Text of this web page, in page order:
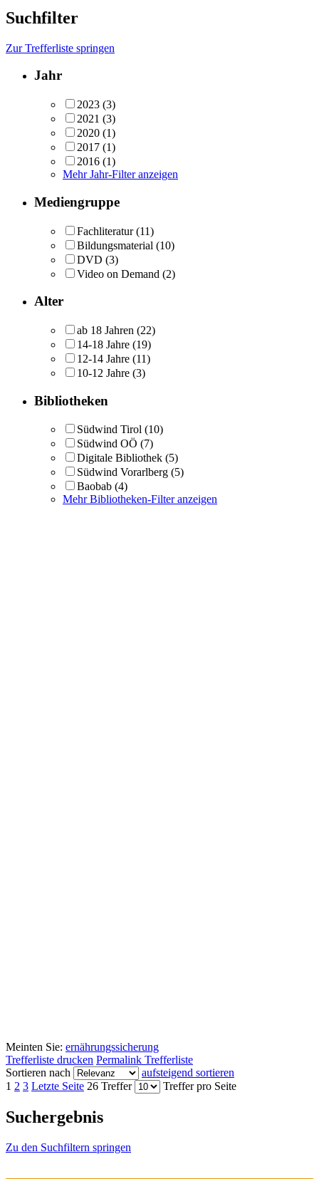
Suchfilter
Zur Trefferliste springen
Jahr
2023 (3)
2021 (3)
2020 (1)
2017 (1)
2016 (1)
Mehr Jahr-Filter anzeigen
Mediengruppe
Fachliteratur (11)
Bildungsmaterial (10)
DVD (3)
Video on Demand (2)
Alter
ab 18 Jahren (22)
14-18 Jahre (19)
12-14 Jahre (11)
10-12 Jahre (3)
Bibliotheken
Südwind Tirol (10)
Südwind OÖ (7)
Digitale Bibliothek (5)
Südwind Vorarlberg (5)
Baobab (4)
Mehr Bibliotheken-Filter anzeigen
Meinten Sie: ernährungssicherung
Trefferliste drucken Permalink Trefferliste
Sortieren nach
aufsteigend sortieren
1 2 3 Letzte Seite 26 Treffer Treffer pro Seite
Suchergebnis
Zu den Suchfiltern springen